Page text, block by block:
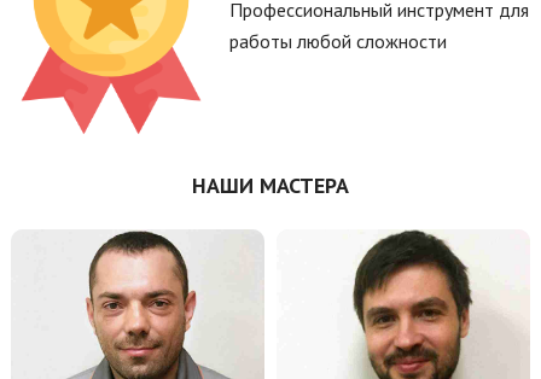
Профессиональный инструмент для
работы любой сложности
НАШИ МАСТЕРА